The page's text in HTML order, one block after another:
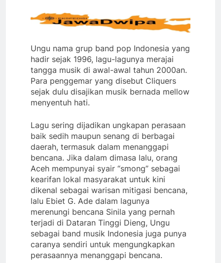
Ungu nama grup band pop Indonesia yang
hadir sejak 1996, lagu-lagunya merajai
tangga musik di awal-awal tahun 2000an.
Para penggemar yang disebut Cliquers
sejak dulu disajikan musik bernada mellow
menyentuh hati.
Lagu sering dijadikan ungkapan perasaan
baik sedih maupun senang di berbagai
daerah, termasuk dalam menanggapi
bencana. Jika dalam dimasa lalu, orang
Aceh mempunyai syair “smong” sebagai
kearifan lokal masyarakat untuk kini
dikenal sebagai warisan mitigasi bencana,
lalu Ebiet G. Ade dalam lagunya
merenungi bencana Sinila yang pernah
terjadi di Dataran Tinggi Dieng, Ungu
sebagai band musik Indonesia juga punya
caranya sendiri untuk mengungkapkan
perasaannya menanggapi bencana.